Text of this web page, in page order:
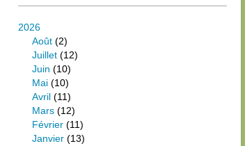
2026
Août (2)
Juillet (12)
Juin (10)
Mai (10)
Avril (11)
Mars (12)
Février (11)
Janvier (13)